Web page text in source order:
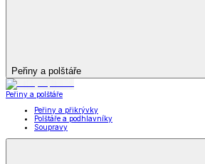
Peřiny a polštáře
Peřiny a polštáře
Peřiny a přikrývky
Polštáře a podhlavníky
Soupravy